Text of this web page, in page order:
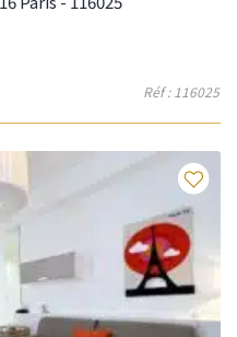
Réf : 116025